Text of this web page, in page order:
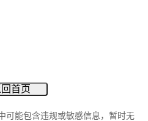
首页
可能包含违规或敏感信息，暂时无